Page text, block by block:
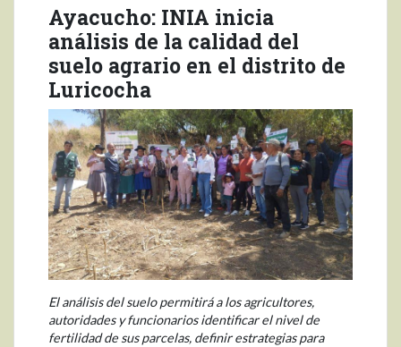
Ayacucho: INIA inicia
análisis de la calidad del
suelo agrario en el distrito de
Luricocha
El análisis del suelo permitirá a los agricultores,
autoridades y funcionarios identificar el nivel de
fertilidad de sus parcelas, definir estrategias para